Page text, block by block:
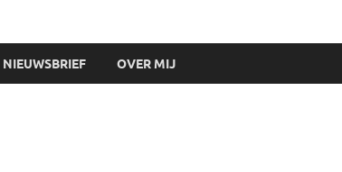
NIEUWSBRIEF OVER MIJ